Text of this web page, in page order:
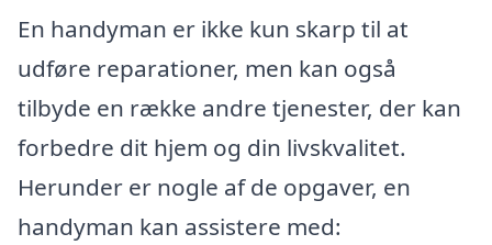
En handyman er ikke kun skarp til at
udføre reparationer, men kan også
tilbyde en række andre tjenester, der kan
forbedre dit hjem og din livskvalitet.
Herunder er nogle af de opgaver, en
handyman kan assistere med: